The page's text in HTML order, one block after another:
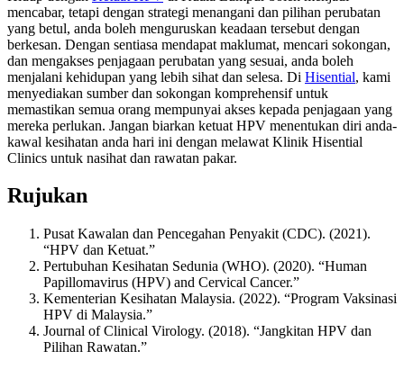
mencabar, tetapi dengan strategi menangani dan pilihan perubatan
yang betul, anda boleh menguruskan keadaan tersebut dengan
berkesan. Dengan sentiasa mendapat maklumat, mencari sokongan,
dan mengakses penjagaan perubatan yang sesuai, anda boleh
menjalani kehidupan yang lebih sihat dan selesa. Di Hisential, kami
menyediakan sumber dan sokongan komprehensif untuk
memastikan semua orang mempunyai akses kepada penjagaan yang
mereka perlukan. Jangan biarkan ketuat HPV menentukan diri anda-
kawal kesihatan anda hari ini dengan melawat Klinik Hisential
Clinics untuk nasihat dan rawatan pakar.
Rujukan
Pusat Kawalan dan Pencegahan Penyakit (CDC). (2021).
“HPV dan Ketuat.”
Pertubuhan Kesihatan Sedunia (WHO). (2020). “Human
Papillomavirus (HPV) and Cervical Cancer.”
Kementerian Kesihatan Malaysia. (2022). “Program Vaksinasi
HPV di Malaysia.”
Journal of Clinical Virology. (2018). “Jangkitan HPV dan
Pilihan Rawatan.”